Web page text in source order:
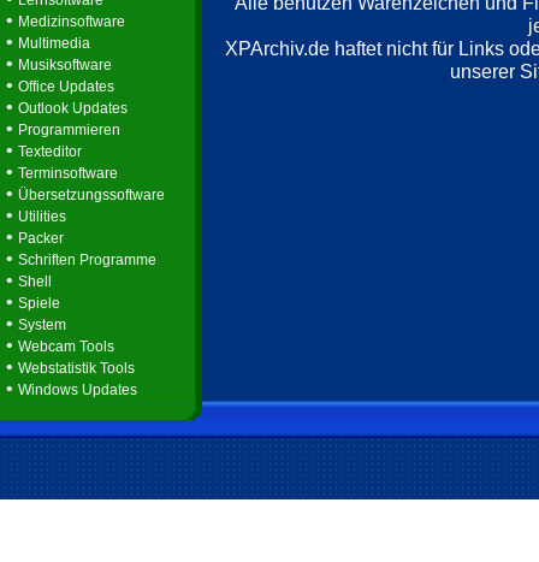
• Medizinsoftware
• Multimedia
• Musiksoftware
• Office Updates
• Outlook Updates
• Programmieren
• Texteditor
• Terminsoftware
• Übersetzungssoftware
• Utilities
• Packer
• Schriften Programme
• Shell
• Spiele
• System
• Webcam Tools
• Webstatistik Tools
• Windows Updates
XPArchiv.de haftet nicht für Links
unserer